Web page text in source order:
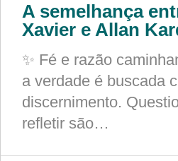
A semelhança
Xavier e Allan
✨ Fé e razão
a verdade é buscada
discernimento.
refletir são…